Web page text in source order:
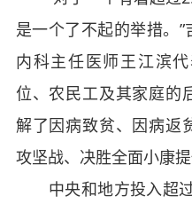
是一个了不起的举措。
内科主任医师王江滨
位、农民工及其家庭的
解了因病致贫、因病返
攻坚战、决胜全面小康提
中央和地方投入超过